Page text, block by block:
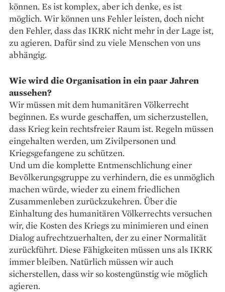
können. Es ist komplex, aber ich denke, es ist
möglich. Wir können uns Fehler leisten, doch nicht
den Fehler, dass das IKRK nicht mehr in der Lage ist,
zu agieren. Dafür sind zu viele Menschen von uns
abhängig.
Wie wird die Organisation in ein paar Jahren
aussehen?
Wir müssen mit dem humanitären Völkerrecht
beginnen. Es wurde geschaffen, um sicherzustellen,
dass Krieg kein rechtsfreier Raum ist. Regeln müssen
eingehalten werden, um Zivil­personen und
Kriegsgefangene zu schützen.
Und um die komplette Entmenschlichung einer
Bevölkerungsgruppe zu verhindern, die es unmöglich
machen würde, wieder zu einem friedlichen
Zusammenleben zurückzukehren. Über die
Einhaltung des humanitären Völkerrechts versuchen
wir, die Kosten des Kriegs zu minimieren und einen
Dialog aufrechtzuerhalten, der zu einer Normalität
zurückführt. Diese Fähigkeiten müssen uns als IKRK
immer bleiben. Natürlich müssen wir auch
sicherstellen, dass wir so kostengünstig wie möglich
agieren.